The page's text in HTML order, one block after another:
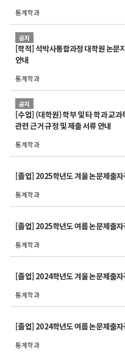
통계학과
공지
[학적] 석박사통합과정 대학원 논문
안내
통계학과
공지
[수업] (대학원) 학부 및 타 학과 교과
관련 근거 규정 및 제출 서류 안내
통계학과
[졸업] 2025학년도 겨울 논문제출
통계학과
[졸업] 2025학년도 여름 논문제출
통계학과
[졸업] 2024학년도 겨울 논문제출
통계학과
[졸업] 2024학년도 여름 논문제출
통계학과